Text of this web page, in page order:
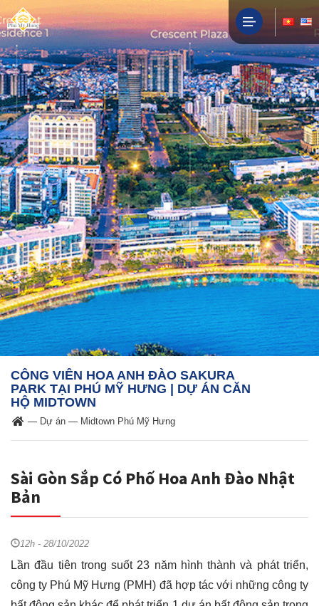
CÔNG VIÊN HOA ANH ĐÀO SAKURA
PARK TẠI PHÚ MỸ HƯNG | DỰ ÁN CĂN
HỘ MIDTOWN
— Dự án — Midtown Phú Mỹ Hưng
Sài Gòn Sắp Có Phố Hoa Anh Đào Nhật
Bản
12h - 28/10/2022
Lần đầu tiên trong suốt 23 năm hình thành và phát triển,
công ty Phú Mỹ Hưng (PMH) đã hợp tác với những công ty